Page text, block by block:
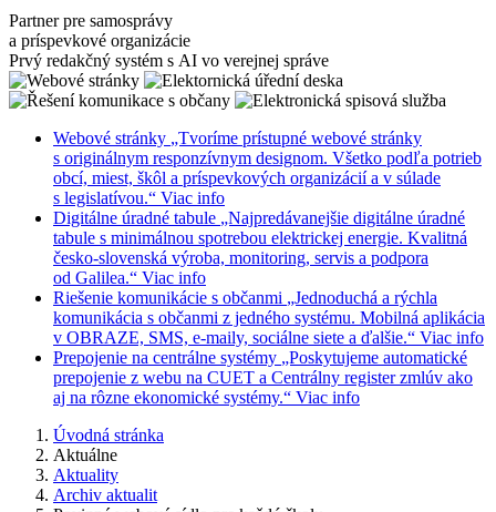
Partner pre samosprávy
a príspevkové organizácie
Prvý redakčný systém s AI vo verejnej správe
Webové stránky „Tvoríme prístupné webové stránky
s originálnym responzívnym designom. Všetko podľa potrieb
obcí, miest, škôl a príspevkových organizácií a v súlade
s legislatívou.“ Viac info
Digitálne úradné tabule „Najpredávanejšie digitálne úradné
tabule s minimálnou spotrebou elektrickej energie. Kvalitná
česko-slovenská výroba, monitoring, servis a podpora
od Galilea.“ Viac info
Riešenie komunikácie s občanmi „Jednoduchá a rýchla
komunikácia s občanmi z jedného systému. Mobilná aplikácia
v OBRAZE, SMS, e-maily, sociálne siete a ďalšie.“ Viac info
Prepojenie na centrálne systémy „Poskytujeme automatické
prepojenie z webu na CUET a Centrálny register zmlúv ako
aj na rôzne ekonomické systémy.“ Viac info
Úvodná stránka
Aktuálne
Aktuality
Archiv aktualit